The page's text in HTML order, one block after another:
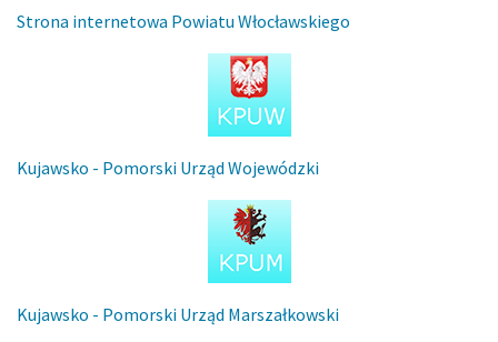
Strona internetowa Powiatu Włocławskiego
Kujawsko - Pomorski Urząd Wojewódzki
Kujawsko - Pomorski Urząd Marszałkowski